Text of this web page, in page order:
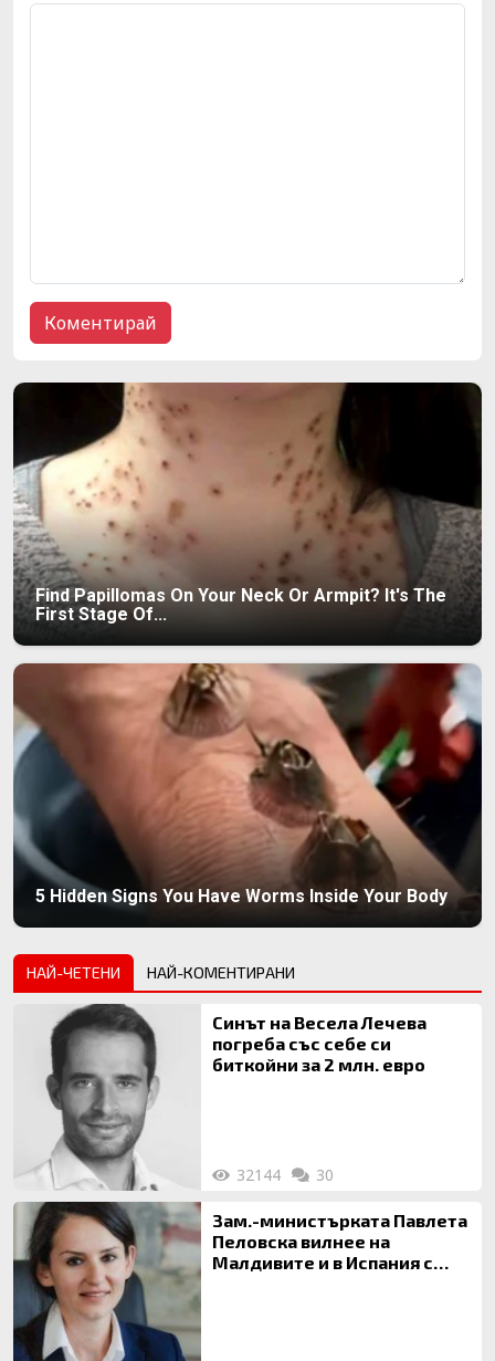
Find Papillomas On Your Neck Or Armpit? It's The
First Stage Of...
5 Hidden Signs You Have Worms Inside Your Body
НАЙ-ЧЕТЕНИ НАЙ-КОМЕНТИРАНИ
Синът на Весела Лечева
погреба със себе си
биткойни за 2 млн. евро
32144 30
Зам.-министърката Павлета
Пеловска вилнее на
Малдивите и в Испания с